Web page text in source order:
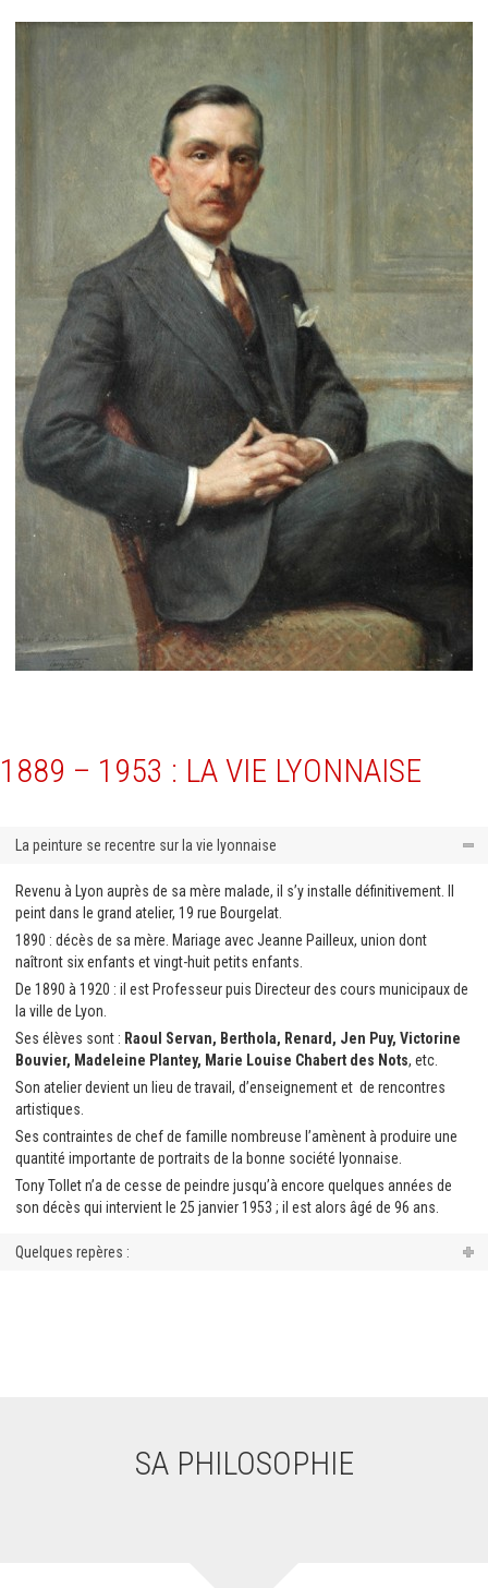
1889 – 1953 : LA VIE LYONNAISE
La peinture se recentre sur la vie lyonnaise
Revenu à Lyon auprès de sa mère malade, il s’y installe définitivement. Il
peint dans le grand atelier, 19 rue Bourgelat.
1890 : décès de sa mère. Mariage avec Jeanne Pailleux, union dont
naîtront six enfants et vingt-huit petits enfants.
De 1890 à 1920 : il est Professeur puis Directeur des cours municipaux de
la ville de Lyon.
Ses élèves sont : Raoul Servan, Berthola, Renard, Jen Puy, Victorine
Bouvier, Madeleine Plantey, Marie Louise Chabert des Nots, etc.
Son atelier devient un lieu de travail, d’enseignement et de rencontres
artistiques.
Ses contraintes de chef de famille nombreuse l’amènent à produire une
quantité importante de portraits de la bonne société lyonnaise.
Tony Tollet n’a de cesse de peindre jusqu’à encore quelques années de
son décès qui intervient le 25 janvier 1953 ; il est alors âgé de 96 ans.
Quelques repères :
SA PHILOSOPHIE